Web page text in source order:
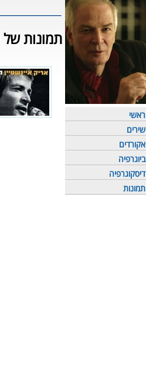
ראשי
שירים
אקורדים
ביוגרפיה
דיסקוגרפיה
תמונות
תמונות של